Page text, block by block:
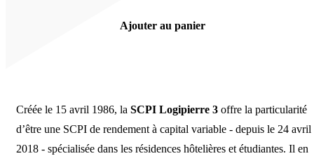
Ajouter au panier
Créée le 15 avril 1986, la SCPI Logipierre 3 offre la particularité
d’être une SCPI de rendement à capital variable - depuis le 24 avril
2018 - spécialisée dans les résidences hôtelières et étudiantes. Il en